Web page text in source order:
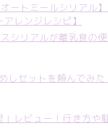
ートミールシリアル
レンジレシピ】
シリアルが離乳食の
セットを頼んでみた
レビュー！行き方や